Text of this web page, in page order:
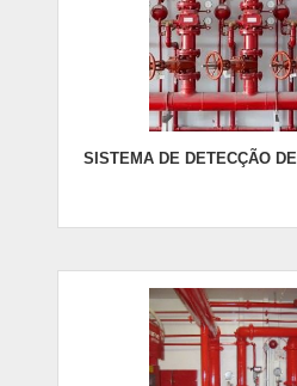
SISTEMA DE DETECÇÃO